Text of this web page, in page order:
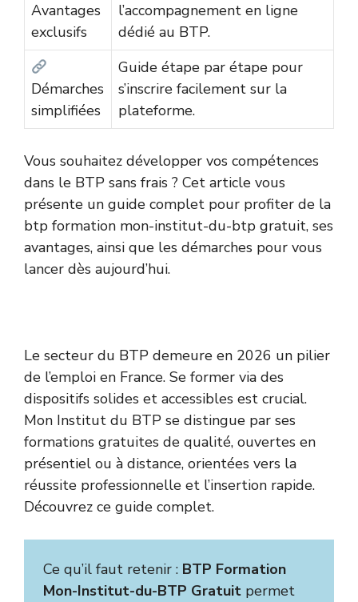
Avantages
exclusifs
l’accompagnement en ligne
dédié au BTP.
Démarches
simplifiées
Guide étape par étape pour
s’inscrire facilement sur la
plateforme.
Vous souhaitez développer vos compétences
dans le BTP sans frais ? Cet article vous
présente un guide complet pour profiter de la
btp formation mon-institut-du-btp gratuit, ses
avantages, ainsi que les démarches pour vous
lancer dès aujourd’hui.
Le secteur du BTP demeure en 2026 un pilier
de l’emploi en France. Se former via des
dispositifs solides et accessibles est crucial.
Mon Institut du BTP se distingue par ses
formations gratuites de qualité, ouvertes en
présentiel ou à distance, orientées vers la
réussite professionnelle et l’insertion rapide.
Découvrez ce guide complet.
Ce qu’il faut retenir : BTP Formation
Mon-Institut-du-BTP Gratuit permet